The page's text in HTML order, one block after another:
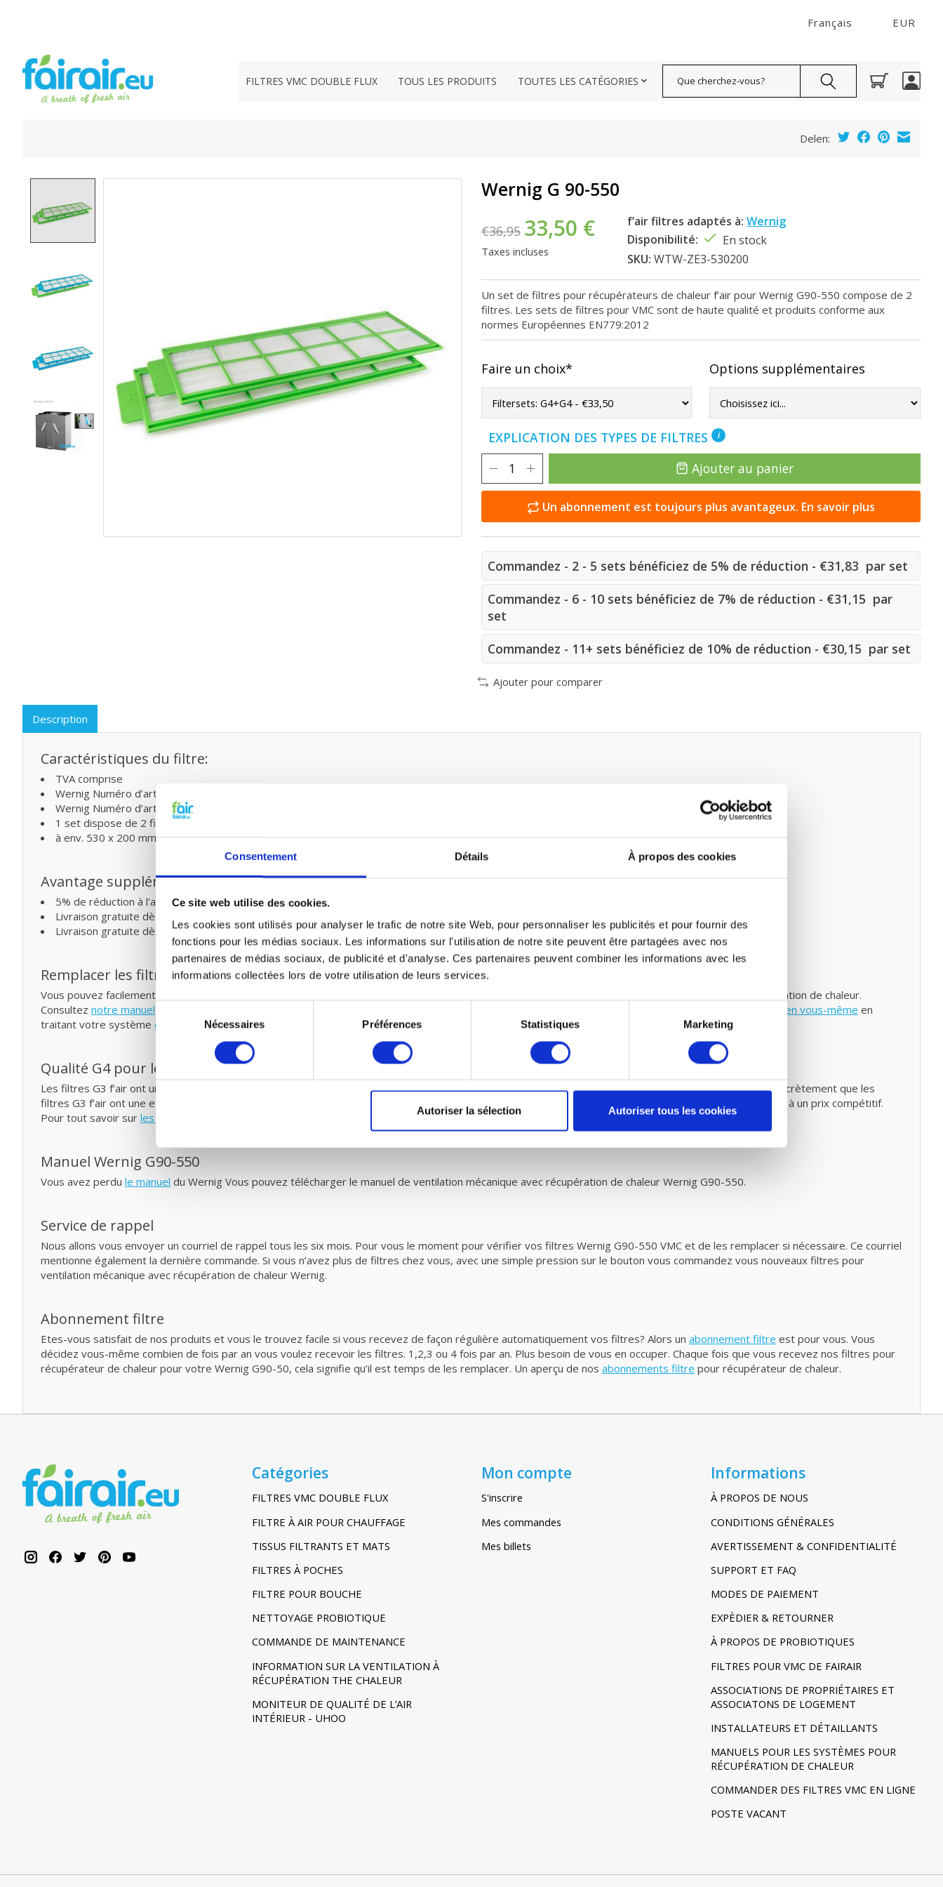
Consentement Détails À propos des cookies
Ce site web utilise des cookies.
Les cookies sont utilisés pour analyser le trafic de notre site Web, pour personnaliser les publicités et pour fournir des
fonctions pour les médias sociaux. Les informations sur l'utilisation de notre site peuvent être partagées avec nos
partenaires de médias sociaux, de publicité et d'analyse. Ces partenaires peuvent combiner les informations avec les
informations collectées lors de votre utilisation de leurs services.
du
consentement
Nécessaires Préférences Statistiques Marketing
Autoriser la sélection Autoriser tous les cookies
Français EUR
FILTRES VMC DOUBLE FLUX TOUS LES PRODUITS TOUTES LES CATÉGORIES
Delen:
Wernig G 90-550
€36,95 33,50 €
Taxes incluses
f’air filtres adaptés à: Wernig
Disponibilité:
En stock
SKU: WTW-ZE3-530200
Un set de filtres pour récupérateurs de chaleur f’air pour Wernig G90-550 compose de 2
filtres. Les sets de filtres pour VMC sont de haute qualité et produits conforme aux
normes Européennes EN779:2012
Faire un choix* Options supplémentaires
EXPLICATION DES TYPES DE FILTRES i
Ajouter au panier
Un abonnement est toujours plus avantageux. En savoir plus
Commandez - 2 - 5 sets bénéficiez de 5% de réduction - €31,83 par set
Commandez - 6 - 10 sets bénéficiez de 7% de réduction - €31,15 par
set
Commandez - 11+ sets bénéficiez de 10% de réduction - €30,15 par set
Ajouter pour comparer
Description
Caractéristiques du filtre:
TVA comprise
Wernig Numéro d’article 104602030 (2 x Filtre G4)
Wernig Numéro d’article 104602040 (1 x Filtre G4 + 1x Filtre F7)
1 set dispose de 2 filtres (EN779)
à env. 530 x 200 mm (L x L)
Avantage supplémentaire
5% de réduction à l’achat de deux ou plusieurs produits
Livraison gratuite dès € 75,- (Belgique)
Livraison gratuite dès € 125,- (France)
Remplacer les filtres pour ventilation mécanique avec récupération de chaleur et petit entretien
Vous pouvez facilement remplacer et remettre les filtres VMC de fairair pourWernig G90-550 vous-même dans votre ventilation mécanique avec récupération de chaleur.
Consultez notre manuel petit entretien vous-même en
traitant votre système de probiotiquesentre temps.
Qualité G4 pour le prix G3
Les filtres G3 f’air ont une capture de 92%. La capture des filtres G3, selon les normes prescrites EN779 doivent être entre 80% et 90%. Cela signifie concrètement que les
filtres G3 f’air ont une efficacité plus élevée et capturent donc plus de saletés que prescrit par la norme. Vous êtes donc assuré de filtres de haute qualité à un prix compétitif.
Pour tout savoir sur les classes et les normes de filtrage
Manuel Wernig G90-550
Vous avez perdu le manuel du Wernig Vous pouvez télécharger le manuel de ventilation mécanique avec récupération de chaleur Wernig G90-550.
Service de rappel
Nous allons vous envoyer un courriel de rappel tous les six mois. Pour vous le moment pour vérifier vos filtres Wernig G90-550 VMC et de les remplacer si nécessaire. Ce courriel
mentionne également la dernière commande. Si vous n’avez plus de filtres chez vous, avec une simple pression sur le bouton vous commandez vous nouveaux filtres pour
ventilation mécanique avec récupération de chaleur Wernig.
Abonnement filtre
Etes-vous satisfait de nos produits et vous le trouvez facile si vous recevez de façon régulière automatiquement vos filtres? Alors un abonnement filtre est pour vous. Vous
décidez vous-même combien de fois par an vous voulez recevoir les filtres. 1,2,3 ou 4 fois par an. Plus besoin de vous en occuper. Chaque fois que vous recevez nos filtres pour
récupérateur de chaleur pour votre Wernig G90-50, cela signifie qu’il est temps de les remplacer. Un aperçu de nos abonnements filtre pour récupérateur de chaleur.
Catégories
FILTRES VMC DOUBLE FLUX
FILTRE À AIR POUR CHAUFFAGE
TISSUS FILTRANTS ET MATS
FILTRES À POCHES
FILTRE POUR BOUCHE
NETTOYAGE PROBIOTIQUE
COMMANDE DE MAINTENANCE
INFORMATION SUR LA VENTILATION À
RÉCUPÉRATION THE CHALEUR
MONITEUR DE QUALITÉ DE L’AIR
INTÉRIEUR - UHOO
Mon compte
S'inscrire
Mes commandes
Mes billets
Informations
À PROPOS DE NOUS
CONDITIONS GÉNÉRALES
AVERTISSEMENT & CONFIDENTIALITÉ
SUPPORT ET FAQ
MODES DE PAIEMENT
EXPÈDIER & RETOURNER
À PROPOS DE PROBIOTIQUES
FILTRES POUR VMC DE FAIRAIR
ASSOCIATIONS DE PROPRIÉTAIRES ET
ASSOCIATONS DE LOGEMENT
INSTALLATEURS ET DÉTAILLANTS
MANUELS POUR LES SYSTÈMES POUR
RÉCUPÉRATION DE CHALEUR
COMMANDER DES FILTRES VMC EN LIGNE
POSTE VACANT